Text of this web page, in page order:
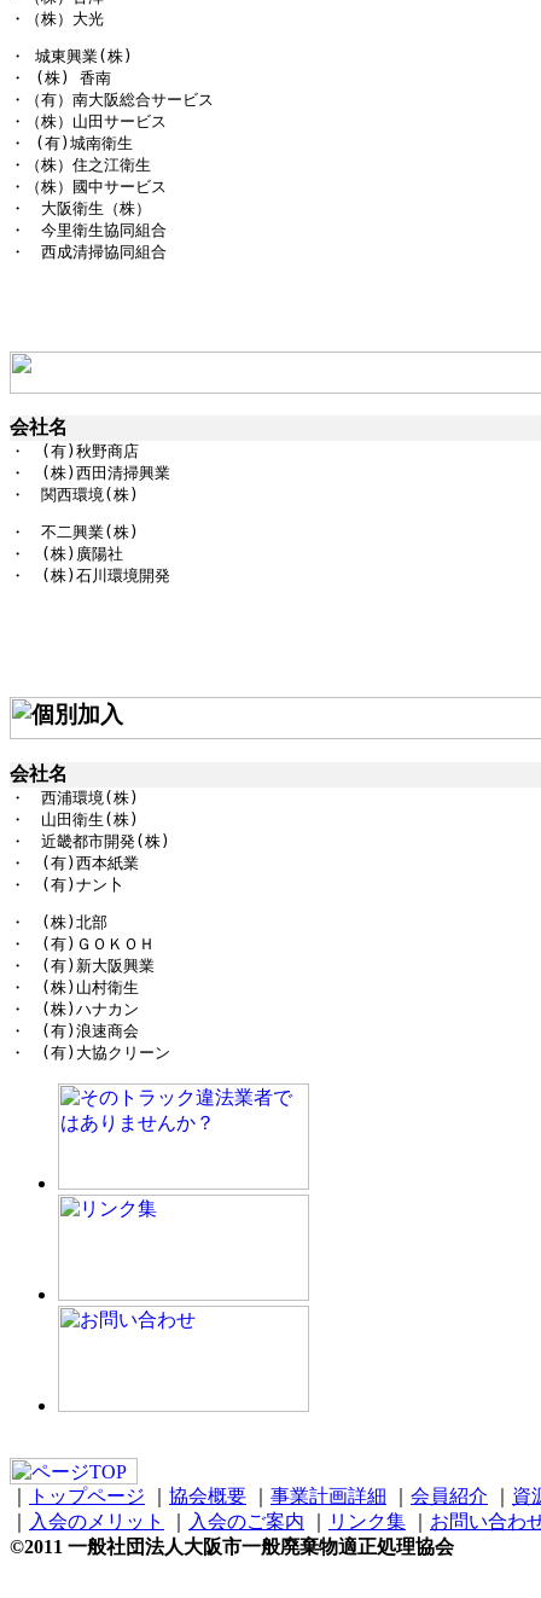
・（株）大光
・ 城東興業(株)
・ (株) 香南
・（有）南大阪総合サービス
・（株）山田サービス
・ (有)城南衛生
・（株）住之江衛生
・（株）國中サービス
・　大阪衛生（株）
・　今里衛生協同組合
・　西成清掃協同組合
会社名
・　(有)秋野商店
・　(株)西田清掃興業
・　関西環境(株)
・　不二興業(株)
・　(株)廣陽社
・　(株)石川環境開発
会社名
・　西浦環境 ( 株
・　山田衛生(株)
・　近畿都市開発(株)
・
( 有) 西本紙業
・　(有)ナン卜
・ ( 株) 北部
・　(有)ＧＯＫＯＨ
・
( 有) 新大阪興業
・　(株)山村衛生
・　(株)ハナカン
・
( 有) 浪速商会
・　(有)大協クリーン
トップページ 協会概要 事業計画詳細 会員紹介
資
入会のメリット 入会のご案内 リンク集
お問い合わ
©2011 一般社団法人大阪市一般廃棄物適正処理協会